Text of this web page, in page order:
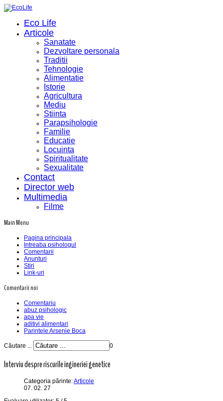
Eco Life
Articole
Sanatate
Dezvoltare personala
Traditii
Tehnologie
Alimentatie
Istorie
Agricultura
Mediu
Stiinta
Parapsihologie
Familie
Educatie
Locuinta
Spiritualitate
Sexualitate
Contact
Director web
Multimedia
Filme
Main Menu
Pagina principala
Intreaba psihologul
Comentarii
Anunturi
Stiri
Link-uri
Comentarii noi
Comentariu
abuz psihologic
apa vie
aditivi alimentari
Parintele Arsenie Boca
Căutare ... 0
Interviu despre riscurile ingineriei genetice
Categoria părinte:Articole
07. 02. 27